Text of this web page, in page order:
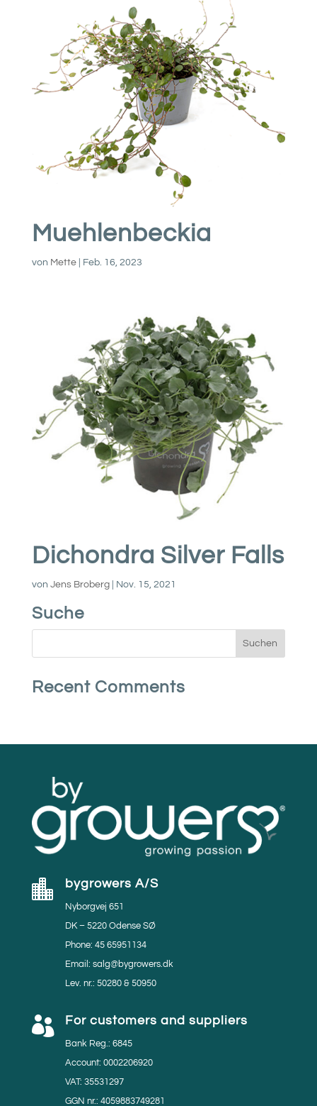
Muehlenbeckia
von Mette| Feb. 16, 2023
Dichondra Silver Falls
von Jens Broberg| Nov. 15, 2021
Suche
Recent Comments
 bygrowers A/S
Nyborgvej 651
DK – 5220 Odense SØ
Phone: 45 65951134
Email: salg@bygrowers.dk
Lev. nr.: 50280 & 50950
 For customers and suppliers
Bank Reg.: 6845
Account: 0002206920
VAT: 35531297
GGN nr.: 4059883749281